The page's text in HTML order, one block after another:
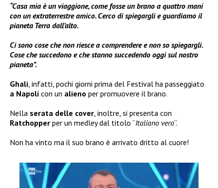
“Casa mia è un viaggione, come fosse un brano a quattro mani
con un extraterrestre amico. Cerco di spiegargli e guardiamo il
pianeta Terra dall’alto.
Ci sono cose che non riesce a comprendere e non so spiegargli.
Cose che succedono e che stanno succedendo oggi sul nostro
pianeta”.
Ghali, infatti, pochi giorni prima del Festival ha passeggiato
a Napoli con un alieno per promuovere il brano.
Nella serata delle cover, inoltre, si presenta con
Ratchopper per un medley dal titolo “Italiano vero“.
Non ha vinto ma il suo brano è arrivato dritto al cuore!